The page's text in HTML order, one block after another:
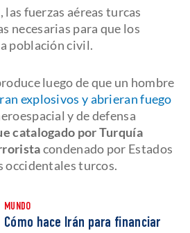
fuerzas aéreas turcas
necesarias para que los
población civil.
luego de que un hombre
explosivos y abrieran fuego
y de defensa
catalogado por Turquía
condenado por Estados
occidentales turcos.
MUNDO
Cómo hace Irán para financiar